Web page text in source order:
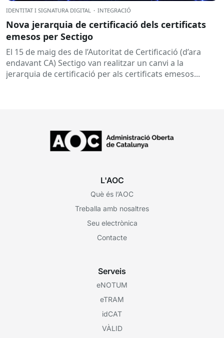
IDENTITAT I SIGNATURA DIGITAL · INTEGRACIÓ
Nova jerarquia de certificació dels certificats
emesos per Sectigo
El 15 de maig des de l’Autoritat de Certificació (d’ara
endavant CA) Sectigo van realitzar un canvi a la
jerarquia de certificació per als certificats emesos...
L'AOC
Què és l’AOC
Treballa amb nosaltres
Seu electrònica
Contacte
Serveis
eNOTUM
eTRAM
idCAT
VÀLID